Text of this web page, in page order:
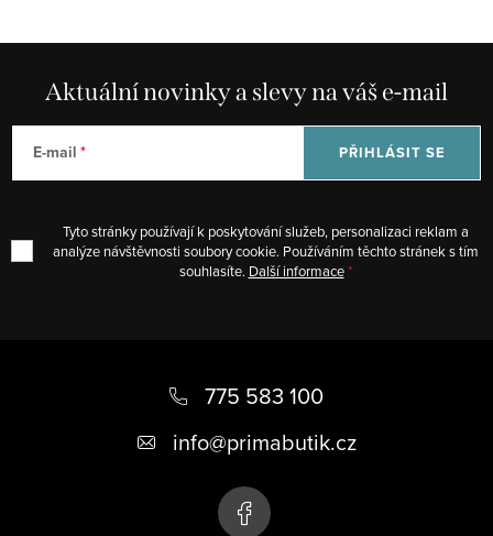
p
v
n
Aktuální novinky a slevy na váš e-mail
E-mail
Tyto stránky používají k poskytování služeb, personalizaci reklam a
analýze návštěvnosti soubory cookie. Používáním těchto stránek s tím
souhlasíte. Další informace
PŘIHLÁSIT SE
775 583 100
info@primabutik.cz